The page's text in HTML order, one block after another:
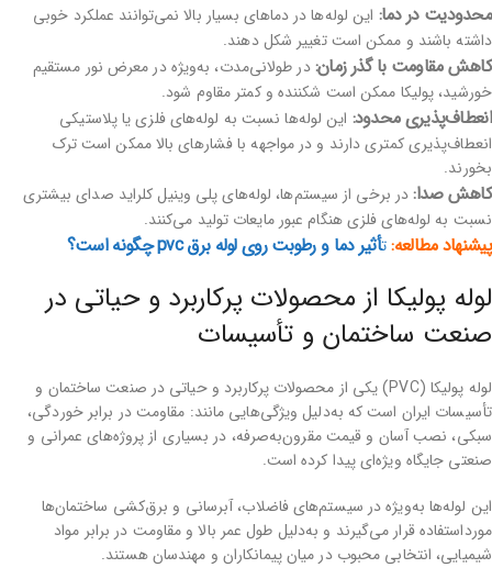
محدودیت در دما: این لوله‌ها در دماهای بسیار بالا نمی‌توانند عملکرد خوبی
داشته باشند و ممکن است تغییر شکل دهند.
کاهش مقاومت با گذر زمان:در طولانی‌مدت، به‌ویژه در معرض نور مستقیم
خورشید، پولیکا ممکن است شکننده و کمتر مقاوم شود.
انعطاف‌پذیری محدود: این لوله‌ها نسبت به لوله‌های فلزی یا پلاستیکی
انعطاف‌پذیری کمتری دارند و در مواجهه با فشارهای بالا ممکن است ترک
بخورند.
کاهش صدا:در برخی از سیستم‌ها، لوله‌های پلی وینیل کلراید صدای بیشتری
نسبت به لوله‌های فلزی هنگام عبور مایعات تولید می‌کنند.
پیشنهاد مطالعه:تأثیر دما و رطوبت روی لوله برق pvc چگونه است؟
لوله پولیکا از محصولات پرکاربرد و حیاتی در
صنعت ساختمان و تأسیسات
لوله پولیکا (PVC) یکی از محصولات پرکاربرد و حیاتی در صنعت ساختمان و
تأسیسات ایران است که به‌دلیل ویژگی‌هایی مانند: مقاومت در برابر خوردگی،
سبکی، نصب آسان و قیمت مقرون‌به‌صرفه، در بسیاری از پروژه‌های عمرانی و
صنعتی جایگاه ویژه‌ای پیدا کرده است.
این لوله‌ها به‌ویژه در سیستم‌های فاضلاب، آبرسانی و برق‌کشی ساختمان‌ها
مورداستفاده قرار می‌گیرند و به‌دلیل طول عمر بالا و مقاومت در برابر مواد
شیمیایی، انتخابی محبوب در میان پیمانکاران و مهندسان هستند.